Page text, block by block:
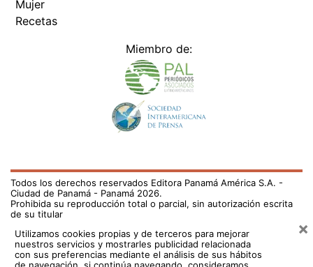
Recetas
Todos los derechos reservados Editora Panamá América S.A. -
Ciudad de Panamá - Panamá 2026.
Prohibida su reproducción total o parcial, sin autorización escrita
de su titular
Utilizamos cookies propias y de terceros para mejorar
nuestros servicios y mostrarles publicidad relacionada
con sus preferencias mediante el análisis de sus hábitos
de navegación. si continúa navegando, consideramos
que acepta su uso.Puede cambiar la configuración u